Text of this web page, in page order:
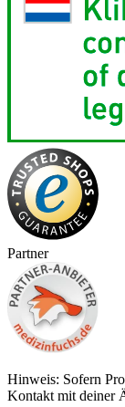
Partner
Hinweis: Sofern
Kontakt mit deiner